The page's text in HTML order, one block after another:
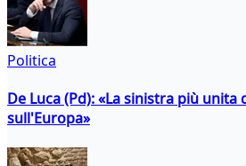
Politica
De Luca (Pd): «La sinistra più unita
sull'Europa»